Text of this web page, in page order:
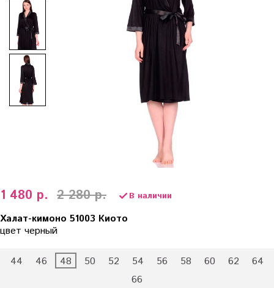
1 480 р. 2 280 р. В наличии
Халат-кимоно 51003 Киото
цвет черный
44 46 48 50 52 54 56 58 60 62
64
66